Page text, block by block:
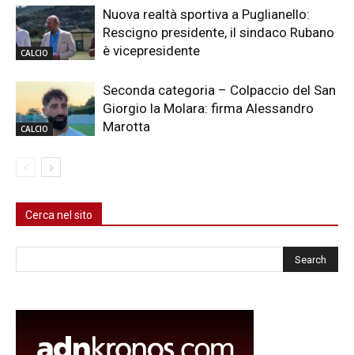
CALCIO
Nuova realtà sportiva a Puglianello:
Rescigno presidente, il sindaco Rubano
è vicepresidente
CALCIO
Seconda categoria – Colpaccio del San
Giorgio la Molara: firma Alessandro
Marotta
Cerca nel sito